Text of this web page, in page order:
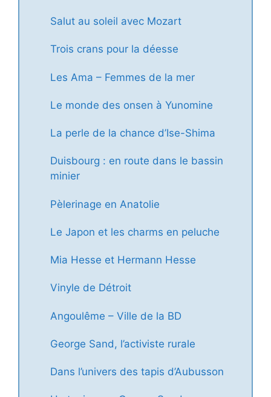
Salut au soleil avec Mozart
Trois crans pour la déesse
Les Ama – Femmes de la mer
Le monde des onsen à Yunomine
La perle de la chance d’Ise-Shima
Duisbourg : en route dans le bassin
minier
Pèlerinage en Anatolie
Le Japon et les charms en peluche
Mia Hesse et Hermann Hesse
Vinyle de Détroit
Angoulême – Ville de la BD
George Sand, l’activiste rurale
Dans l’univers des tapis d’Aubusson